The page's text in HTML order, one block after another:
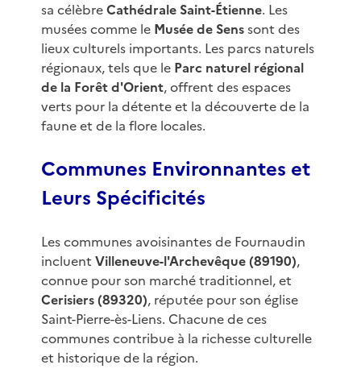
sa célèbreCathédrale Saint-Étienne. Les
musées comme le Musée de Senssont des
lieux culturels importants. Les parcs naturels
régionaux, tels que le Parc naturel régional
de la Forêt d'Orient, offrent des espaces
verts pour la détente et la découverte de la
faune et de la flore locales.
Communes Environnantes et
Leurs Spécificités
Les communes avoisinantes de Fournaudin
incluent Villeneuve-l'Archevêque (89190),
connue pour son marché traditionnel, et
Cerisiers (89320), réputée pour son église
Saint-Pierre-ès-Liens. Chacune de ces
communes contribue à la richesse culturelle
et historique de la région.